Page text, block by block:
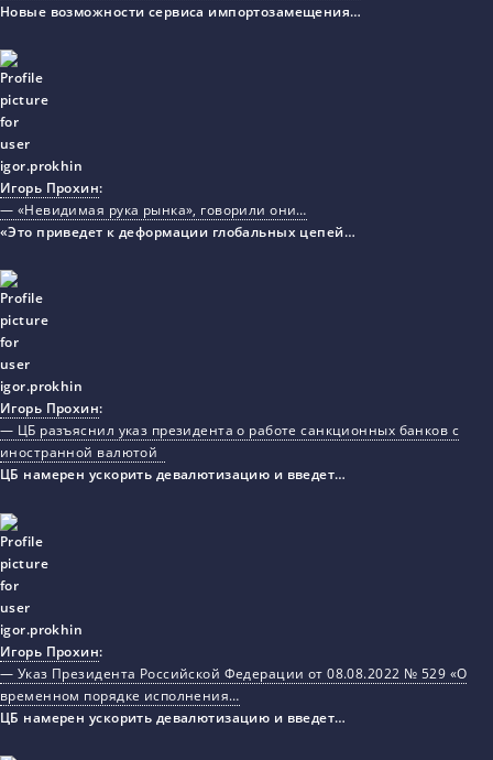
Новые возможности сервиса импортозамещения…
Игорь Прохин:
— «Невидимая рука рынка», говорили они…
«Это приведет к деформации глобальных цепей…
Игорь Прохин:
— ЦБ разъяснил указ президента о работе санкционных банков с
иностранной валютой
ЦБ намерен ускорить девалютизацию и введет…
Игорь Прохин:
— Указ Президента Российской Федерации от 08.08.2022 № 529 «О
временном порядке исполнения…
ЦБ намерен ускорить девалютизацию и введет…